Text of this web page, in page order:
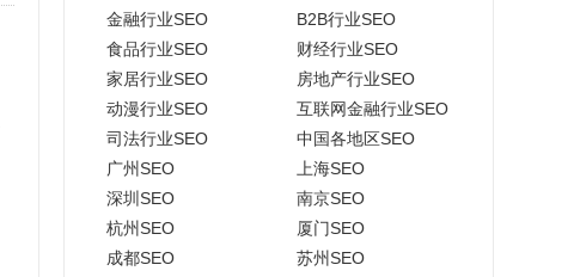
金融行业SEO
B2B行业SEO
食品行业SEO
财经行业SEO
家居行业SEO
房地产行业SEO
动漫行业SEO
互联网金融行业SEO
司法行业SEO
中国各地区SEO
广州SEO
上海SEO
深圳SEO
南京SEO
杭州SEO
厦门SEO
成都SEO
苏州SEO